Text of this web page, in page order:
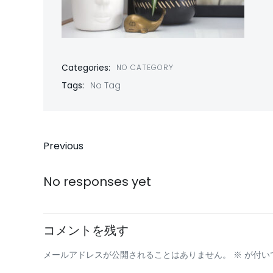
Categories: NO CATEGORY
Tags: No Tag
投
稿
ビ
Previous
No responses yet
コメントを残す
メールアドレスが公開されることはありません。 ※ が付い